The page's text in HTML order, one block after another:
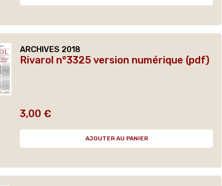
ARCHIVES 2018
Rivarol n°3325 version numérique (pdf)
Prix
3,00 €
AJOUTER AU PANIER